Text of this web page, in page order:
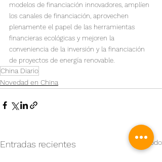
modelos de financiación innovadores, amplíen
los canales de financiación, aprovechen
plenamente el papel de las herramientas
financieras ecológicas y mejoren la
conveniencia de la inversión y la financiación
de proyectos de energía renovable.
China Diario
Novedad en China
Entradas recientes Ver todo